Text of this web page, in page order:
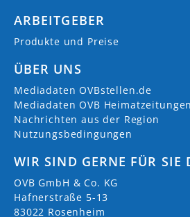
ARBEITGEBER
Produkte und Preise
ÜBER UNS
Mediadaten OVBstellen.de
Mediadaten OVB Heimatzeitungen
Nachrichten aus der Region
Nutzungsbedingungen
WIR SIND GERNE FÜR SIE
OVB GmbH & Co. KG
Hafnerstraße 5-13
83022 Rosenheim